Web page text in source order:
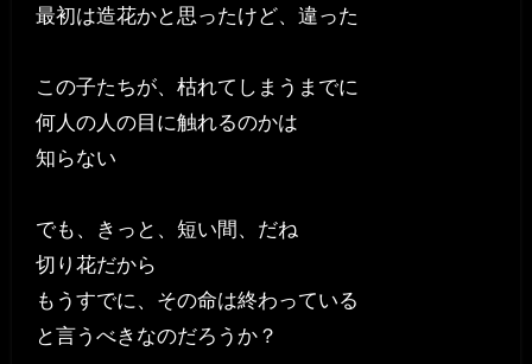
最初は造花かと思ったけど、違った
この子たちが、枯れてしまうまでに
何人の人の目に触れるのかは
知らない
でも、きっと、短い間、だね
切り花だから
もうすでに、その命は終わっている
と言うべきなのだろうか？